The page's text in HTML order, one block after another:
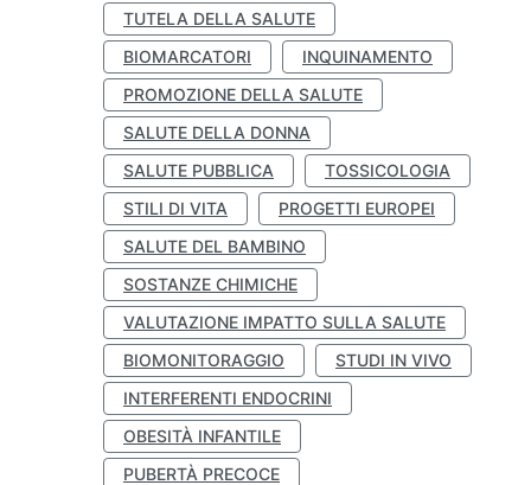
TUTELA DELLA SALUTE
BIOMARCATORI
INQUINAMENTO
PROMOZIONE DELLA SALUTE
SALUTE DELLA DONNA
SALUTE PUBBLICA
TOSSICOLOGIA
STILI DI VITA
PROGETTI EUROPEI
SALUTE DEL BAMBINO
SOSTANZE CHIMICHE
VALUTAZIONE IMPATTO SULLA SALUTE
BIOMONITORAGGIO
STUDI IN VIVO
INTERFERENTI ENDOCRINI
OBESITÀ INFANTILE
PUBERTÀ PRECOCE